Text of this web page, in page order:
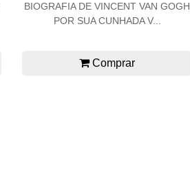
BIOGRAFIA DE VINCENT VAN GOGH
POR SUA CUNHADA V...
Comprar